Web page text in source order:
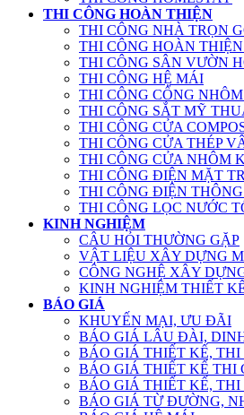
THI CÔNG HOÀN THIỆN
THI CÔNG NHÀ TRỌN
THI CÔNG HOÀN
THI CÔNG SÂN VƯỜN
THI CÔNG HỆ MÁI
THI CÔNG CỔNG
THI CÔNG SẮT MỸ
THI CÔNG CỬA
THI CÔNG CỬA THÉP
THI CÔNG CỬA NHÔM
THI CÔNG ĐIỆN MẶT
THI CÔNG ĐIỆN
THI CÔNG LỌC NƯỚC
KINH NGHIỆM
CÂU HỎI THƯỜNG GẶP
VẬT LIỆU XÂY DỰNG
CÔNG NGHỆ XÂY
KINH NGHIỆM THIẾT
BÁO GIÁ
KHUYẾN MẠI, ƯU ĐÃI
BÁO GIÁ LÂU ĐÀI,
BÁO GIÁ THIẾT KẾ, THI
BÁO GIÁ THIẾT KẾ THI
BÁO GIÁ THIẾT KẾ, THI
BÁO GIÁ TỪ ĐƯỜNG,